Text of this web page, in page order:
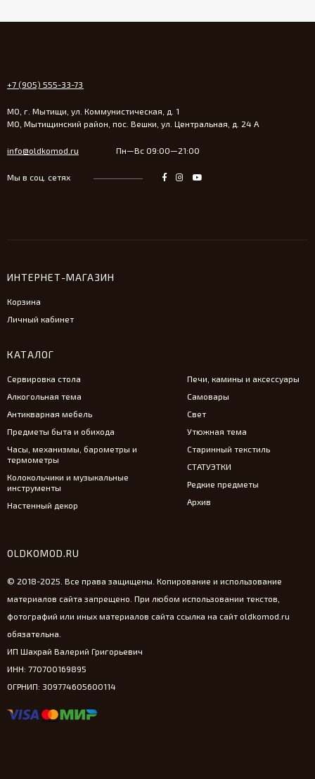
+7 (905) 555-33-73
МО, г. Мытищи, ул. Коммунистическая, д. 1
МО, Мытищинский район, пос. Вешки, ул. Центральная, д. 24 А
info@oldkomod.ru Пн—Вс 09:00—21:00
Мы в соц. сетях
ИНТЕРНЕТ-МАГАЗИН
Корзина
Личный кабинет
КАТАЛОГ
Сервировка стола
Алкогольная тема
Антикварная мебель
Предметы быта и обихода
Часы, механизмы, барометры и
термометры
Колокольчики и музыкальные
инструменты
Настенный декор
Печи, камины и аксессуары
Самовары
Свет
Утюжная тема
Старинный текстиль
СТАТУЭТКИ
Редкие предметы
Архив
OLDKOMOD.RU
© 2018-2025. Все права защищены. Копирование и использование
материалов сайта запрещено. При любом использовании текстов,
фотографий или иных материалов сайта ссылка на сайт oldkomod.ru
обязательна.
ИП Шахрай Валерий Григорьевич
ИНН: 770700169895
ОГРНИП: 309774605600114